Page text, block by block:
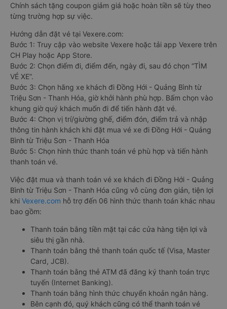
Chính sách tặng coupon giảm giá hoặc hoàn tiền sẽ tùy theo
từng trường hợp sự việc.
Hướng dẫn đặt vé tại Vexere.com:
Bước 1: Truy cập vào website Vexere hoặc tải app Vexere trên
CH Play hoặc App Store.
Bước 2: Chọn điểm đi, điểm đến, ngày đi, sau đó chọn “TÌM
VÉ XE”.
Bước 3: Chọn hãng xe khách đi Đồng Hới - Quảng Bình từ
Triệu Sơn - Thanh Hóa, giờ khởi hành phù hợp. Bấm chọn vào
khung giờ quý khách muốn đi để tiến hành đặt vé.
Bước 4: Chọn vị trí/giường ghế, điểm đón, điểm trả và nhập
thông tin hành khách khi đặt mua vé xe đi Đồng Hới - Quảng
Bình từ Triệu Sơn - Thanh Hóa
Bước 5: Chọn hình thức thanh toán vé phù hợp và tiến hành
thanh toán vé.
Việc đặt mua và thanh toán vé xe khách đi Đồng Hới - Quảng
Bình từ Triệu Sơn - Thanh Hóa cũng vô cùng đơn giản, tiện lợi
khi Vexere.com hỗ trợ đến 06 hình thức thanh toán khác nhau
bao gồm:
Thanh toán bằng tiền mặt tại các cửa hàng tiện lợi và
siêu thị gần nhà.
Thanh toán bằng thẻ thanh toán quốc tế (Visa, Master
Card, JCB).
Thanh toán bằng thẻ ATM đã đăng ký thanh toán trực
tuyến (Internet Banking).
Thanh toán bằng hình thức chuyển khoản ngân hàng.
Bên cạnh đó, quý khách cũng có thể thanh toán vé